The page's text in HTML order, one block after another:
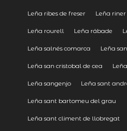
Leña ribes de freser Leña riner
Leña rourell Leña rábade
Leña salnés comarca Leña
Leña san cristobal de cea
Leña sangenjo Leña sant
Leña sant bartomeu del grau
Leña sant climent de llobregat